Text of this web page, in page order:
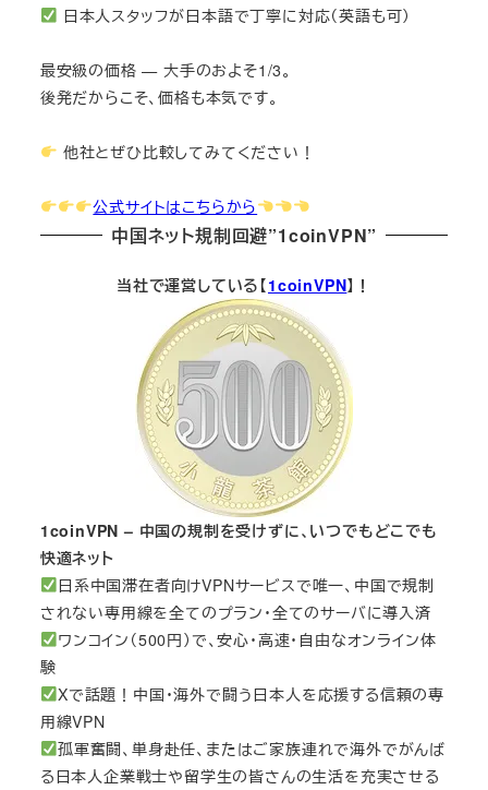
日本人スタッフが日本語で丁寧に対応（英語も可）
最安級の価格 — 大手のおよそ1/3。
後発だからこそ、価格も本気です。
他社とぜひ比較してみてください！
公式サイトはこちらから
中国ネット規制回避”1coinVPN”
当社で運営している【1coinVPN】！
1coinVPN – 中国の規制を受けずに、いつでもどこでも
快適ネット
日系中国滞在者向けVPNサービスで唯一、中国で規制
されない専用線を全てのプラン・全てのサーバに導入済
ワンコイン（500円）で、安心・高速・自由なオンライン体
験
Xで話題！中国・海外で闘う日本人を応援する信頼の専
用線VPN
孤軍奮闘、単身赴任、またはご家族連れで海外でがんば
る日本人企業戦士や留学生の皆さんの生活を充実させる